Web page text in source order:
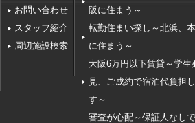
お問い合わせ
スタッフ紹介
周辺施設検索
阪に住まう～
転勤住まい探し～北浜、
に住まう～
大阪6万円以下賃貸～学生
見、ご成約で宿泊代負担
す～
審査が心配～保証人なし